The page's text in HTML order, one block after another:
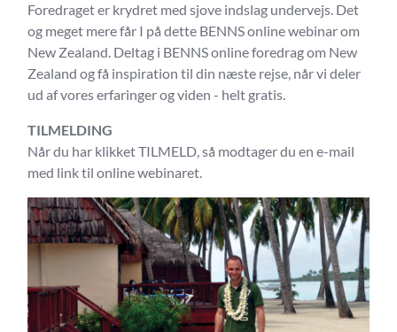
Foredraget er krydret med sjove indslag undervejs. Det
og meget mere får I på dette BENNS online webinar om
New Zealand. Deltag i BENNS online foredrag om New
Zealand og få inspiration til din næste rejse, når vi deler
ud af vores erfaringer og viden - helt gratis.
TILMELDING
Når du har klikket TILMELD, så modtager du en e-mail
med link til online webinaret.